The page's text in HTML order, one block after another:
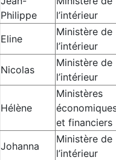
Philippe
l’intérieur
Eline
Ministère de
l’intérieur
Nicolas
Ministère de
l’intérieur
Hélène
Ministères
et financiers
Johanna
Ministère de
l’intérieur